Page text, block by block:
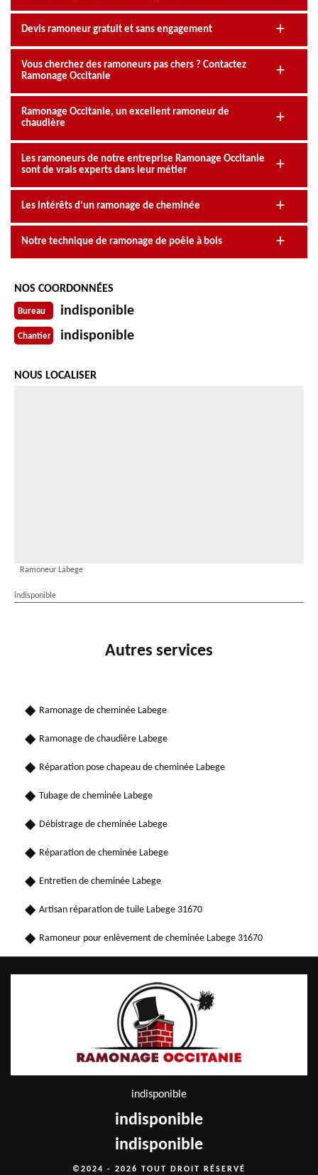
Devis ramoneur gratuit et sans engagement
Vous cherchez des ramoneurs pas chers ? Contactez
Ramonage Occitanie
Ramonage Occitanie, un excellent ramoneur de
chaudière
Les ramoneurs de notre entreprise Ramonage Occitanie
sont de vrais experts dans leur métier
Les intérêts d’un ramonage de cheminée
Notre technique de ramonage de poêle à bois
NOS COORDONNÉES
Bureau indisponible
Chantier indisponible
NOUS LOCALISER
Ramoneur Labege
indisponible
Autres services
Ramonage de cheminée Labege
Ramonage de chaudière Labege
Réparation pose chapeau de cheminée Labege
Tubage de cheminée Labege
Débistrage de cheminée Labege
Réparation de cheminée Labege
Entretien de cheminée Labege
Artisan réparation de tuile Labege 31670
Ramoneur pour enlèvement de cheminée Labege 31670
indisponible
indisponible
indisponible
©2024 - 2026 TOUT DROIT RÉSERVÉ